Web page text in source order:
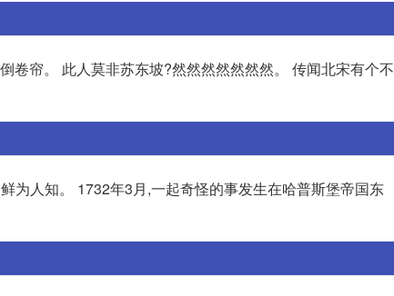
卷帘。 此人莫非苏东坡?然然然然然然然。 传闻北宋有个不
为人知。 1732年3月,一起奇怪的事发生在哈普斯堡帝国东